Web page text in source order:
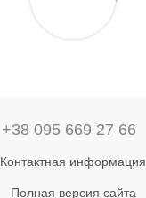
+38 095 669 27 66
Контактная информация
Полная версия сайта